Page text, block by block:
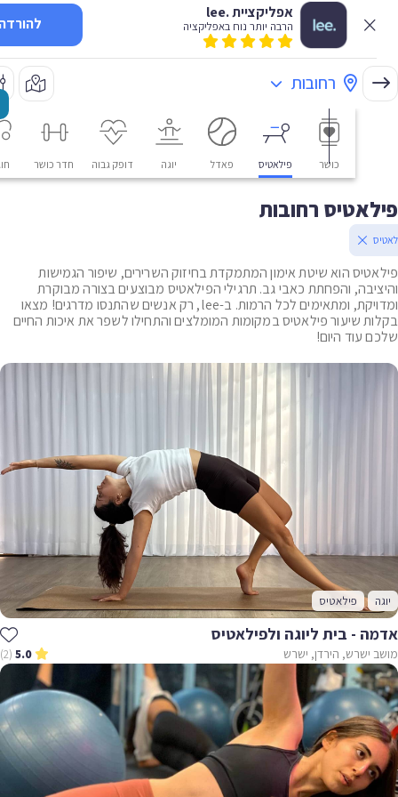
אפליקציית .lee
הרבה יותר נוח באפליקציה להורדה
רחובות
פילאטיס פאדל דופק גבוה חדר כושר חוגים
רחובות
הוא שיטת אימון המתמקדת בחיזוק השרירים, שיפור הגמישות
והפחתת כאבי גב. תרגילי הפילאטיס מבוצעים בצורה מבוקרת
ומדויקת, ומתאימים לכל הרמות. ב-lee, רק אנשים שהתנסו מדרגים! מצאו
שיעור פילאטיס במקומות המומלצים והתחילו לשפר את איכות החיים
עוד היום!
פילאטיס
- בית ליוגה ולפילאטיס
ישרש, הירדן, ישרש 5.0
(2)